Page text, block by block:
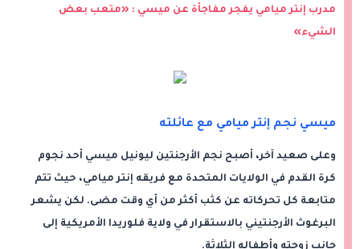
مدرب إنتر ميامي يفجر مفاجأة عن ميسي : «متعب بعض
الشيء»
ميسي نجم إنتر ميامي مع عائلته
وعلى صعيد آخر، أصبح نجم الأرجنتين ليونيل ميسي أحد نجوم
كرة القدم في الولايات المتحدة مع فريقه إنتر ميامي، حيث تتم
متابعة كل تحركاته عن كثب أكثر من أي وقت مضى. لكن يشعر
البرغوث الأرجنتيني بالاستقرار في ولاية فلوريدا الأمريكية إلى
جانب زوجته وأطفاله الثلاثة.